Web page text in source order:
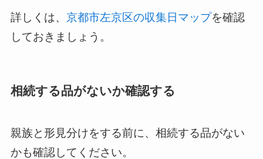
詳しくは、 京都市左京区の収集日マップを確認
しておきましょう。
相続する品がないか確認する
親族と形見分けをする前に、相続する品がない
かも確認してください。